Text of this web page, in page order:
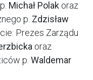
Michał Polak oraz
p. Zdzisław
Prezes Zarządu
oraz
p. Waldemar